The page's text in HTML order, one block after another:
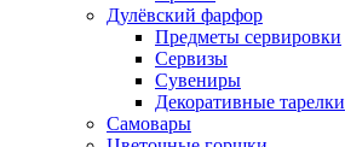
Дулёвский фарфор
Предметы сервировки
Сервизы
Сувениры
Декоративные тарелки
Самовары